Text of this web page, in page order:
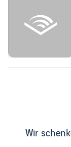
Wir